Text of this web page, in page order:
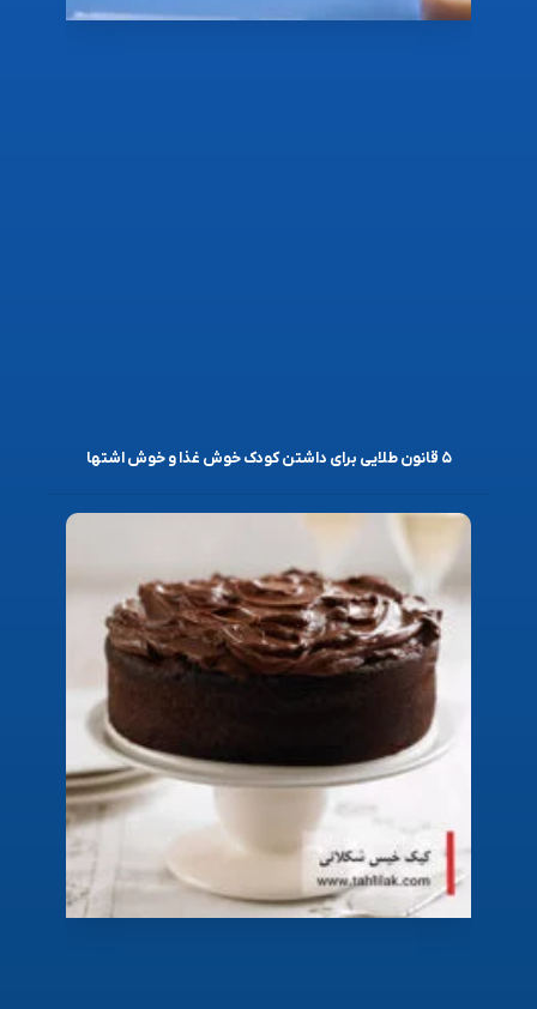
۵ قانون طلایی برای داشتن کودک خوش غذا و خوش اشتها